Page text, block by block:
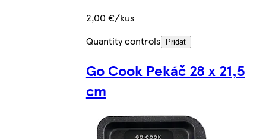
2,00 €/kus
Quantity controls
Pridať
Go Cook Pekáč 28 x 21,5
cm